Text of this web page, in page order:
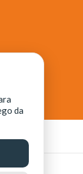
Ciência,
da